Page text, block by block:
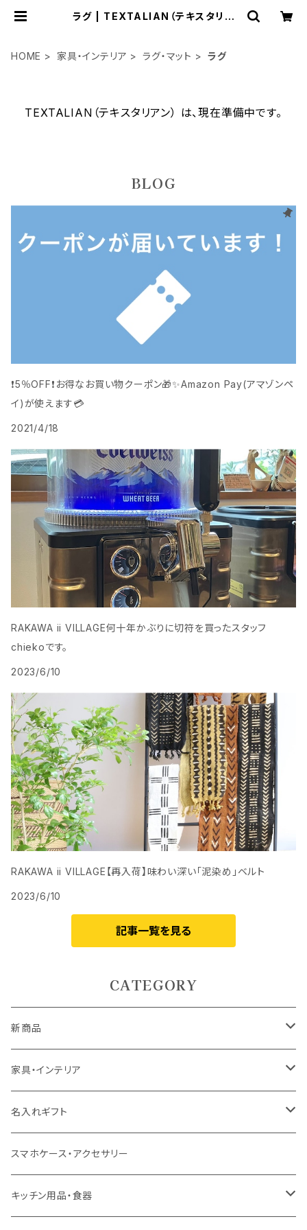
ラグ | TEXTALIAN（テキスタリア
HOME 家具・インテリア ラグ・マット ラグ
TEXTALIAN（テキスタリアン） は、現在準備中です。
BLOG
❗️5％OFF❗️お得なお買い物クーポン🎁️✨Amazon Pay(アマゾンペ
イ)が使えます💳
2021/4/18
RAKAWA ii VILLAGE何十年かぶりに切符を買ったスタッフ
chiekoです。
2023/6/10
RAKAWA ii VILLAGE【再入荷】味わい深い「泥染め」ベルト
2023/6/10
記事一覧を見る
CATEGORY
新商品
5月9日UP
5月7日UP
4月10日UP
4月7日UP
家具・インテリア
カーテン
ドレープカーテン
レースカーテン
ラグ・マット
ラグ
テーブル
名入れギフト
食器
ドリンクウェア
インテリア用品
スマホケース・アクセサリー
キッチン用品・食器